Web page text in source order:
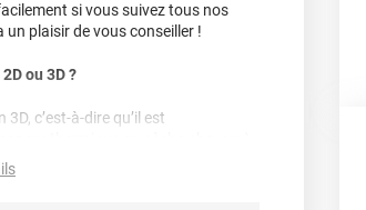
si vous suivez tous nos
un plaisir de vous conseiller !
ou 3D ?
c’est-à-dire qu’il est
surface, planes à très courbées ! Il
sur du